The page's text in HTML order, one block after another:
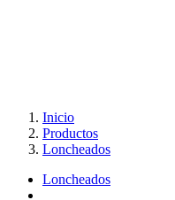
Inicio
Productos
Loncheados
Loncheados